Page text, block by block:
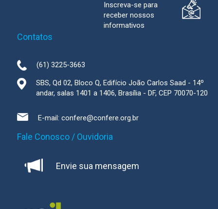
Inscreva-se para
receber nossos
informativos
Contatos
(61) 3225-3663
SBS, Qd 02, Bloco Q, Edifício João Carlos Saad - 14º
andar, salas 1401 a 1406, Brasília - DF, CEP 70070-120
E-mail: confere@confere.org.br
Fale Conosco / Ouvidoria
Envie sua mensagem